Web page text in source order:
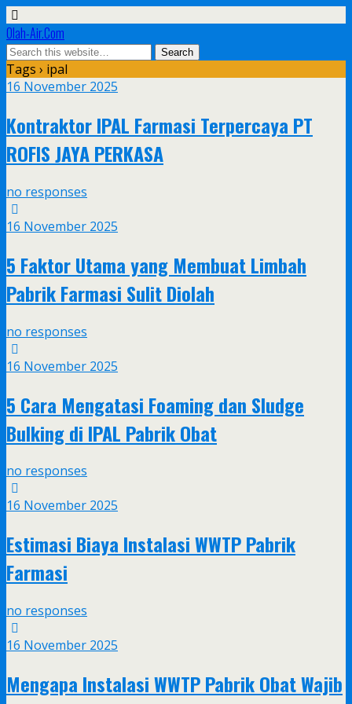
Olah-Air.Com
Tags › ipal
16 November 2025
Kontraktor IPAL Farmasi Terpercaya PT
ROFIS JAYA PERKASA
no responses
16 November 2025
5 Faktor Utama yang Membuat Limbah
Pabrik Farmasi Sulit Diolah
no responses
16 November 2025
5 Cara Mengatasi Foaming dan Sludge
Bulking di IPAL Pabrik Obat
no responses
16 November 2025
Estimasi Biaya Instalasi WWTP Pabrik
Farmasi
no responses
16 November 2025
Mengapa Instalasi WWTP Pabrik Obat Wajib